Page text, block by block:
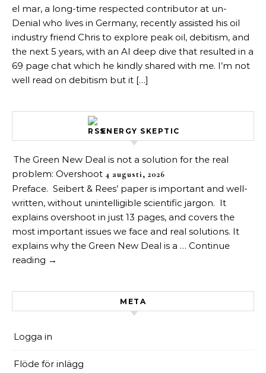
el mar, a long-time respected contributor at un-
Denial who lives in Germany, recently assisted his oil
industry friend Chris to explore peak oil, debitism, and
the next 5 years, with an AI deep dive that resulted in a
69 page chat which he kindly shared with me. I’m not
well read on debitism but it […]
ENERGY SKEPTIC
The Green New Deal is not a solution for the real
problem: Overshoot 4 augusti, 2026
Preface. Seibert & Rees’ paper is important and well-
written, without unintelligible scientific jargon. It
explains overshoot in just 13 pages, and covers the
most important issues we face and real solutions. It
explains why the Green New Deal is a … Continue
reading →
META
Logga in
Flöde för inlägg